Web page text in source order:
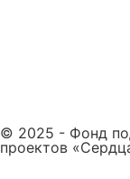
© 2025 - Фонд
проектов